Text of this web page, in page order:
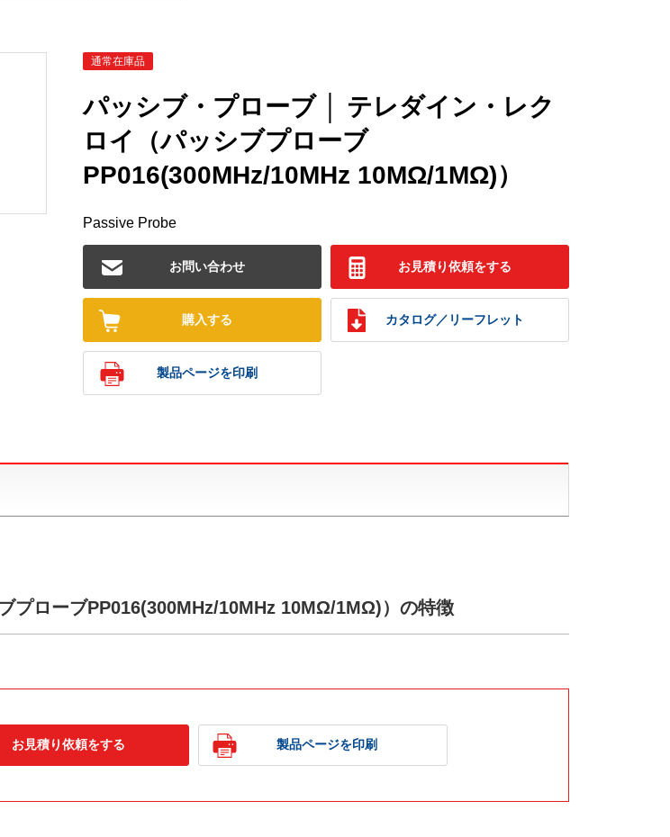
通常在庫品
パッシブ・プローブ │ テレダイン・レク
ロイ（パッシブプローブ
PP016(300MHz/10MHz 10MΩ/1MΩ)）
Passive Probe
お問い合わせ お見積り依頼をする
購入する カタログ／リーフレット
製品ページを印刷
プローブPP016(300MHz/10MHz 10MΩ/1MΩ)）の特徴
お見積り依頼をする 製品ページを印刷